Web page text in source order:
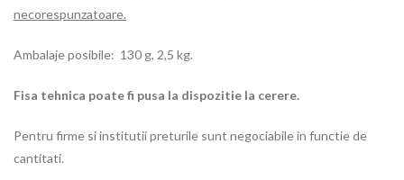
necorespunzatoare.
Ambalaje posibile: 130 g, 2,5 kg.
Fisa tehnica poate fi pusa la dispozitie la cerere.
Pentru firme si institutii preturile sunt negociabile in functie de
cantitati.